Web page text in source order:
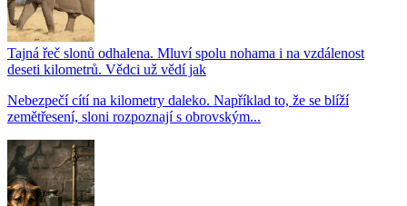
Tajná řeč slonů odhalena. Mluví spolu nohama i na vzdálenost
deseti kilometrů. Vědci už vědí jak
Nebezpečí cítí na kilometry daleko. Například to, že se blíží
zemětřesení, sloni rozpoznají s obrovským...